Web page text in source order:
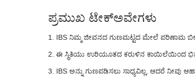
IBS ನ ವಿಧಗಳು
ಕೆರಳಿಸುವ ಕರುಳಿನ ಸಿಂಡ್ರೋಮ್ ಚಿಕಿತ್ಸೆ
ಶಿಫಾರಸು ಮಾಡಿದ ಆಹಾರಕ್ರಮIBS
ಪ್ರಮುಖ ಟೇಕ್ಅವೇಗಳು
IBS ನಿಮ್ಮ ಜೀವನದ ಗುಣಮಟ್ಟದ ಮೇಲೆ ಪರಿಣಾಮ
ಈ ಸ್ಥಿತಿಯು ಉರಿಯೂತದ ಕರುಳಿನ ಕಾಯಿಲೆಯಿಂದ
IBS ಅನ್ನು ಗುಣಪಡಿಸಲು ಸಾಧ್ಯವಿಲ್ಲ, ಆದರೆ ನೀವು